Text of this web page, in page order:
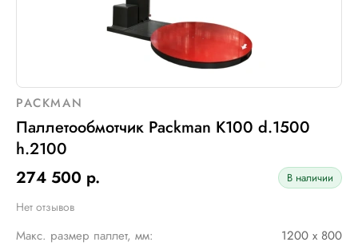
PACKMAN
Паллетообмотчик Packman K100 d.1500
h.2100
274 500 р.
В наличии
Нет отзывов
Макс. размер паллет, мм:
1200 х 800